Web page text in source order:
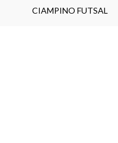
CIAMPINO FUTSAL